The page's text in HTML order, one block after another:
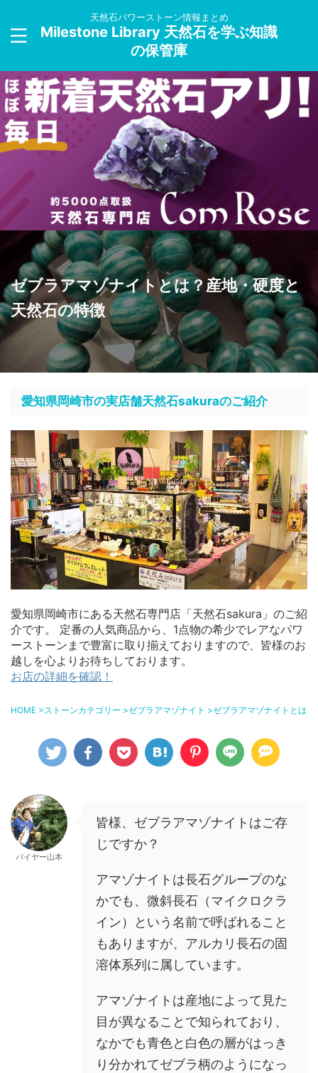
天然石パワーストーン情報まとめ
Milestone Library 天然石を学ぶ知識
の保管庫
ゼブラアマゾナイトとは？産地・硬度と
天然石の特徴
愛知県岡崎市の実店舗天然石sakuraのご紹介
愛知県岡崎市にある天然石専門店「天然石sakura」のご紹
介です。 定番の人気商品から、1点物の希少でレアなパワ
ーストーンまで豊富に取り揃えておりますので、皆様のお
越しを心よりお待ちしております。
お店の詳細を確認！
HOME >ストーンカテゴリー >ゼブラアマゾナイト >ゼブラアマゾナイトとは
バイヤー山本
皆様、ゼブラアマゾナイトはご存
じですか？
アマゾナイトは長石グループのな
かでも、微斜長石（マイクロクラ
イン）という名前で呼ばれること
もありますが、アルカリ長石の固
溶体系列に属しています。
アマゾナイトは産地によって見た
目が異なることで知られており、
なかでも青色と白色の層がはっき
り分かれてゼブラ柄のようになっ